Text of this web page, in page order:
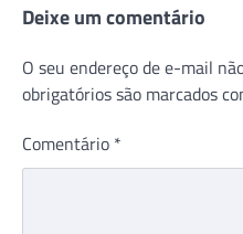
Deixe um comentário
O seu endereço de e-mail
obrigatórios são marcados
Comentário *